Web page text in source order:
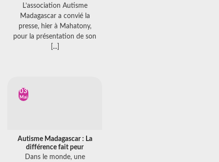
L’association Autisme
Madagascar a convié la
presse, hier à Mahatony,
pour la présentation de son
[...]
Autisme Madagascar : La
différence fait peur
Dans le monde, une
03
Mai